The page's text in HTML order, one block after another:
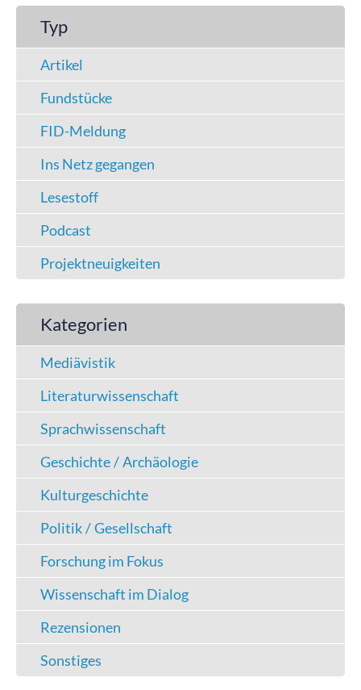
Typ
Artikel
Fundstücke
FID-Meldung
Ins Netz gegangen
Lesestoff
Podcast
Projektneuigkeiten
Kategorien
Mediävistik
Literaturwissenschaft
Sprachwissenschaft
Geschichte / Archäologie
Kulturgeschichte
Politik / Gesellschaft
Forschung im Fokus
Wissenschaft im Dialog
Rezensionen
Sonstiges